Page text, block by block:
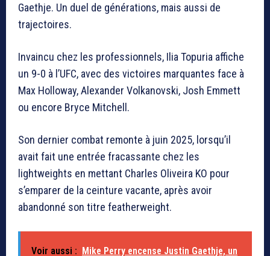
Gaethje. Un duel de générations, mais aussi de
trajectoires.
Invaincu chez les professionnels, Ilia Topuria affiche
un 9-0 à l’UFC, avec des victoires marquantes face à
Max Holloway,Alexander Volkanovski, Josh Emmett
ou encore Bryce Mitchell.
Son dernier combat remonte à juin 2025, lorsqu’il
avait fait une entrée fracassante chez les
lightweights en mettant Charles Oliveira KO pour
s’emparer de la ceinture vacante, après avoir
abandonné son titre featherweight.
Voir aussi : Mike Perry encense Justin Gaethje, un